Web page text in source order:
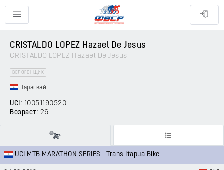
CRISTALDO LOPEZ Hazael De Jesus
CRISTALDO LOPEZ Hazael De Jesus
ВЕЛОГОНЩИК
Парагвай
UCI: 10051190520
Возраст: 26
UCI MTB MARATHON SERIES - Trans Itapua Bike